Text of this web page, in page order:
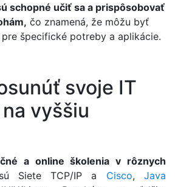
schopné učiť sa a prispôsobovať
čo znamená, že môžu byť
špecifické potreby a aplikácie.
svoje IT
vyššiu
a online školenia v rôznych
Siete TCP/IP a Cisco,Java